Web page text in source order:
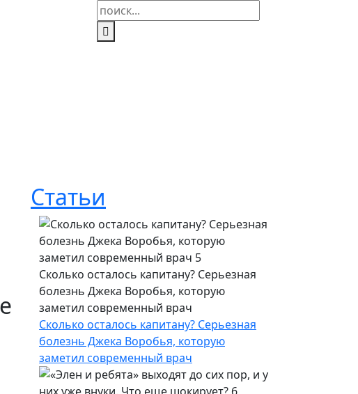
Найти:
Статьи
Сколько осталось капитану? Серьезная
болезнь Джека Воробья, которую
заметил современный врач
Сколько осталось капитану? Серьезная
болезнь Джека Воробья, которую
заметил современный врач